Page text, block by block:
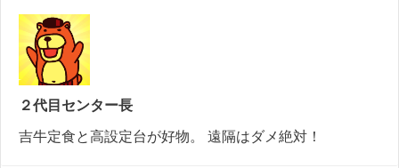
２代目センター長
吉牛定食と高設定台が好物。 遠隔はダメ絶対！